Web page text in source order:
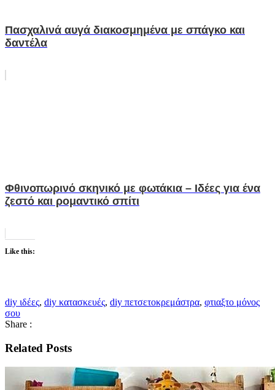
Πασχαλινά αυγά διακοσμημένα με σπάγκο και
δαντέλα
Φθινοπωρινό σκηνικό με φωτάκια – Ιδέες για ένα
ζεστό και ρομαντικό σπίτι
Like this:
diy ιδέες, diy κατασκευές, diy πετσετοκρεμάστρα, φτιαξτο μόνος
σου
Share :
Related Posts